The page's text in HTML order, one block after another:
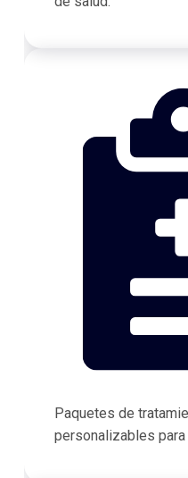
Paquetes de
personalizables para